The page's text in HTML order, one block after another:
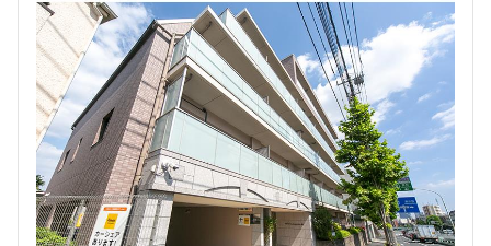
より詳細な絞り込み
建物施設やお部屋の設備、方位、階数などの絞り込みが
できます
設定する